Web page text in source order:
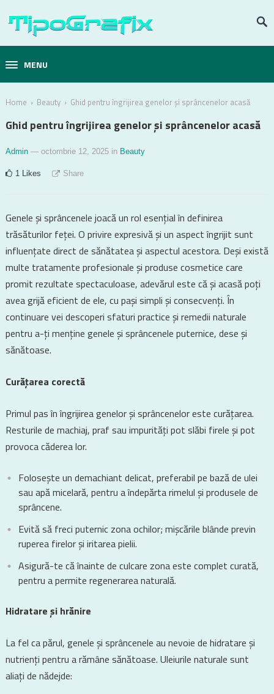
MENU
Home › Beauty › Ghid pentru îngrijirea genelor și sprâncenelor acasă
Ghid pentru îngrijirea genelor și sprâncenelor acasă
Admin — octombrie 12, 2025 in Beauty
1 Likes Share
Genele și sprâncenele joacă un rol esențial în definirea
trăsăturilor feței. O privire expresivă și un aspect îngrijit sunt
influențate direct de sănătatea și aspectul acestora. Deși există
multe tratamente profesionale și produse cosmetice care
promit rezultate spectaculoase, adevărul este că și acasă poți
avea grijă eficient de ele, cu pași simpli și consecvenți. În
continuare vei descoperi sfaturi practice și remedii naturale
pentru a-ți menține genele și sprâncenele puternice, dese și
sănătoase.
Curățarea corectă
Primul pas în îngrijirea genelor și sprâncenelor este curățarea.
Resturile de machiaj, praf sau impurități pot slăbi firele și pot
provoca căderea lor.
Folosește un demachiant delicat, preferabil pe bază de ulei
sau apă micelară, pentru a îndepărta rimelul și produsele de
sprâncene.
Evită să freci puternic zona ochilor; mișcările blânde previn
ruperea firelor și iritarea pielii.
Asigură-te că înainte de culcare zona este complet curată,
pentru a permite regenerarea naturală.
Hidratare și hrănire
La fel ca părul, genele și sprâncenele au nevoie de hidratare și
nutrienți pentru a rămâne sănătoase. Uleiurile naturale sunt
aliați de nădejde: